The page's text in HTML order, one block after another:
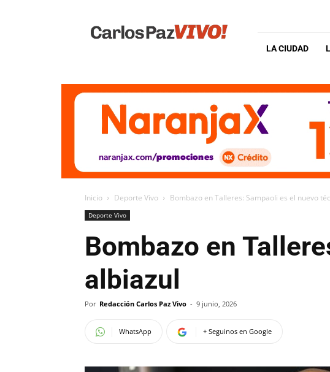
Vivo
LA CIUDAD
Inicio Deporte Vivo Bombazo en Talleres: Sampaoli es el nuevo
Deporte Vivo
Bombazo en
albiazul
Por Redacción Carlos Paz Vivo - 9 junio, 2026
WhatsApp + Seguinos en Google